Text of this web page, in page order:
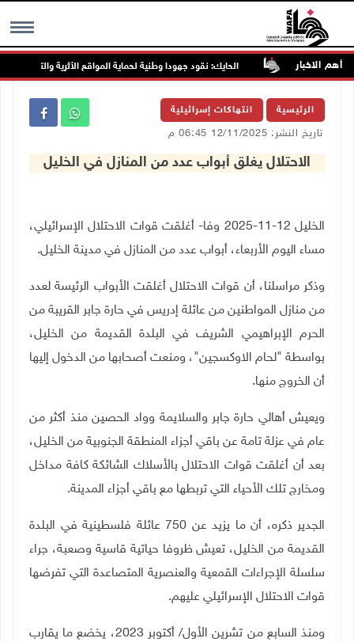
MENU أهم الاخبار
المقبل الحايك: نقود جهودا وطنية لحماية المواقع الأثرية والتاريخية
الرئيسية انتهاكات إسرائيلية
تاريخ النشر: 12/11/2025 06:45 م
الاحتلال يغلق أبواب عدد من المنازل في الخليل
الخليل 12-11-2025 وفا- أغلقت قوات الاحتلال الإسرائيلي،
مساء اليوم الأربعاء، أبواب عدد من المنازل في مدينة الخليل.
وذكر مراسلنا، أن قوات الاحتلال أغلقت الأبواب الرئيسة لعدد
من منازل المواطنين من عائلة إدريس في حارة جابر القريبة من
الحرم الإبراهيمي الشريف في البلدة القديمة من الخليل،
بواسطة "لحام الاوكسجين"، ومنعت أصحابها من الدخول إليها
أن الخروج منها.
ويعيش أهالي حارة جابر والسلايمة وواد الحصين منذ أكثر من
عام في عزلة تامة عن باقي أجزاء المنطقة الجنوبية من الخليل،
بعد أن أغلقت قوات الاحتلال بالأسلاك الشائكة كافة مداخل
ومخارج تلك الأحياء التي تربطها مع باقي أجزاء المدينة.
الجدير ذكره، أن ما يزيد عن 750 عائلة فلسطينية في البلدة
القديمة من الخليل، تعيش ظروفا حياتية قاسية وصعبة، جراء
سلسلة الإجراءات القمعية والعنصرية المتصاعدة التي تفرضها
قوات الاحتلال الإسرائيلي عليهم.
ومنذ السابع من تشرين الأول/ أكتوبر 2023، يخضع ما يقارب